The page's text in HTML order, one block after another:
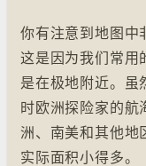
你有注意到地图中
这是因为我们常用
是在极地附近。虽
时欧洲探险家的航
洲、南美和其他地
实际面积小得多。